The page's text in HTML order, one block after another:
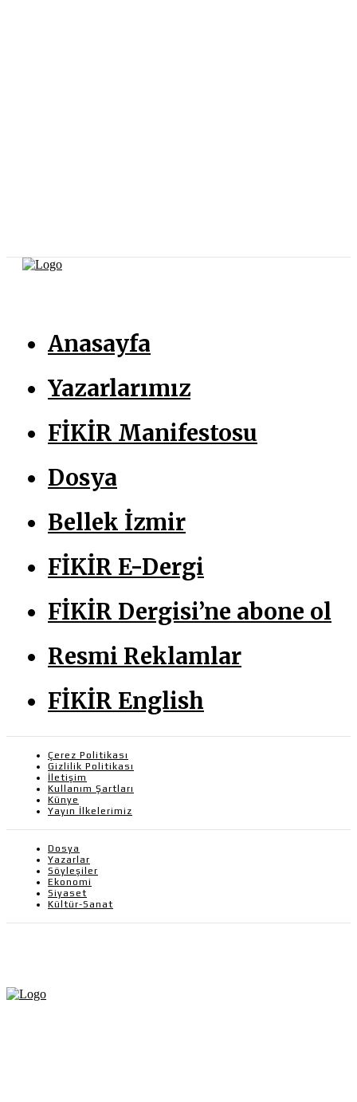
Anasayfa
Yazarlarımız
FİKİR Manifestosu
Dosya
Bellek İzmir
FİKİR E-Dergi
FİKİR Dergisi’ne abone ol
Resmi Reklamlar
FİKİR English
Çerez Politikası
Gizlilik Politikası
İletişim
Kullanım Şartları
Künye
Yayın İlkelerimiz
Dosya
Yazarlar
Söyleşiler
Ekonomi
Siyaset
Kültür-Sanat